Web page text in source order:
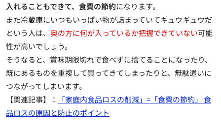
入れることもできて、食費の節約になります。
また冷蔵庫にいつもいっぱい物が詰まっていてギュウギュウだ
という人は、 奥の方に何が入っているか把握できていない可能
性が高いでしょう。
そうなると、賞味期限切れで食べずに捨てることになったり、
既にあるものを重複して買ってきてしまったりと、無駄遣いに
つながってしまいます。
【関連記事】：
「家庭内食品ロスの削減」=「食費の節約」 食
品ロスの原因と防止のポイント